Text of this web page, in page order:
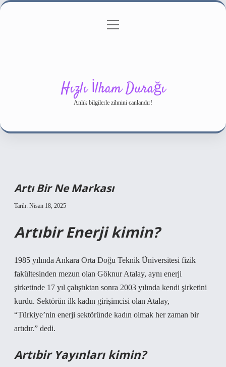
Gizlilik Politikası
menüyü
Hızlı İlham Durağı
Anlık bilgilerle zihnini canlandır!
Artı Bir Ne Markası
Tarih: Nisan 18, 2025
Artıbir Enerji kimin?
1985 yılında Ankara Orta Doğu Teknik Üniversitesi fizik
fakültesinden mezun olan Göknur Atalay, aynı enerji
şirketinde 17 yıl çalıştıktan sonra 2003 yılında kendi şirketini
kurdu. Sektörün ilk kadın girişimcisi olan Atalay,
“Türkiye’nin enerji sektöründe kadın olmak her zaman bir
artıdır.” dedi.
Artıbir Yayınları kimin?